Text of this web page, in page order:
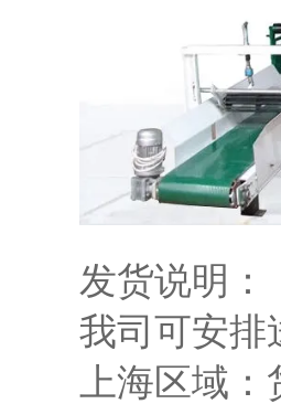
发货说明：
我司可安排
上海区域